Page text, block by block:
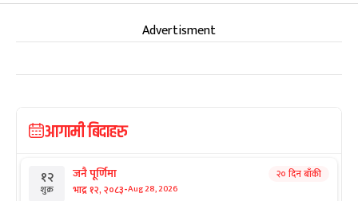
Advertisment
आगामी बिदाहरु
१२
शुक्र
जनै पूर्णिमा
भाद्र १२, २०८३-Aug 28, 2026
२० दिन बाँकी